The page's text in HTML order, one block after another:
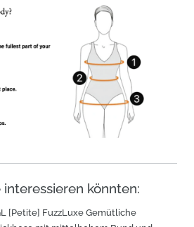
könnten:
[Petite] FuzzLuxe Gemütliche